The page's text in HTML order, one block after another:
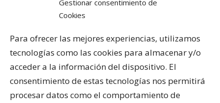
Gestionar consentimiento de
Cookies
Para ofrecer las mejores experiencias, utilizamos
tecnologías como las cookies para almacenar y/o
acceder a la información del dispositivo. El
consentimiento de estas tecnologías nos permitirá
procesar datos como el comportamiento de
PRODUCTOS Y SERVICIOS
Pérgolas Bioclimáticas
Cortinas de Cristal
Cubiertas para Pisicinas
Acristalar Contract – Soluciones Profesionales
Horeca